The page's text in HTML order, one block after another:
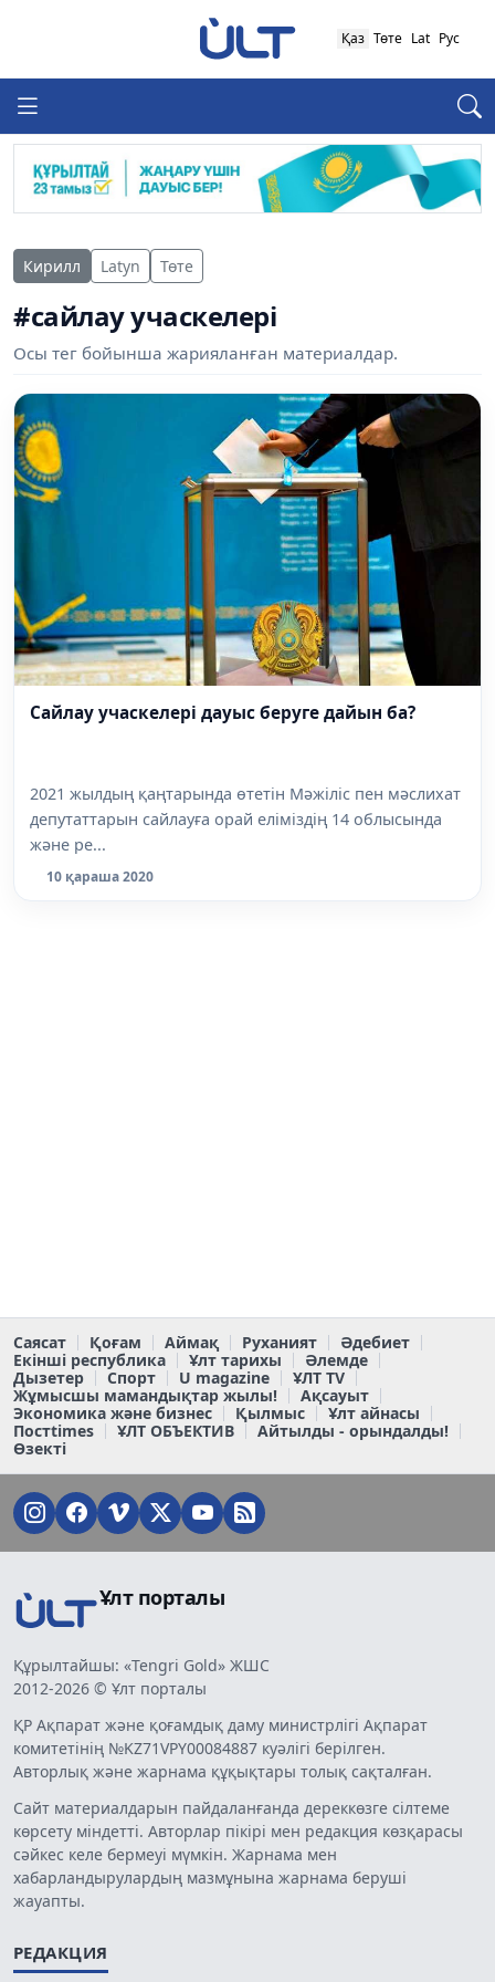
Қаз Төте Lat Рус
Кирилл Latyn Төте
#сайлау учаскелері
Осы тег бойынша жарияланған материалдар.
Сайлау учаскелері дауыс беруге дайын ба?
2021 жылдың қаңтарында өтетін Мәжіліс пен мәслихат
депутаттарын сайлауға орай еліміздің 14 облысында
және ре...
10 қараша 2020
Саясат Қоғам Аймақ Руханият
Әдебиет
Екінші республика
Ұлт тарихы
Әлемде
Дызетер
Спорт U magazine
ҰЛТ TV
Жұмысшы мамандықтар жылы!
Ақсауыт
Экономика және бизнес
Қылмыс
Ұлт айнасы
Постtimes
ҰЛТ ОБЪЕКТИВ
Айтылды - орындалды!
Өзекті
Ұлт порталы
Құрылтайшы: «Tengri Gold» ЖШС
2012-2026 © Ұлт порталы
ҚР Ақпарат және қоғамдық даму министрлігі Ақпарат
комитетінің №KZ71VPY00084887 куәлігі берілген.
Авторлық және жарнама құқықтары толық сақталған.
Сайт материалдарын пайдаланғанда дереккөзге сілтеме
көрсету міндетті. Авторлар пікірі мен редакция көзқарасы
сәйкес келе бермеуі мүмкін. Жарнама мен
хабарландырулардың мазмұнына жарнама беруші
жауапты.
РЕДАКЦИЯ